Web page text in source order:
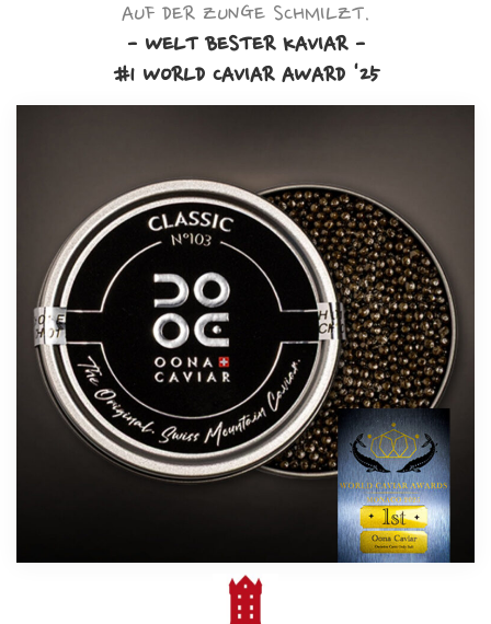
AUF DER ZUNGE SCHMILZT.
- WELT BESTER KAVIAR -
#1 WORLD CAVIAR AWARD '25